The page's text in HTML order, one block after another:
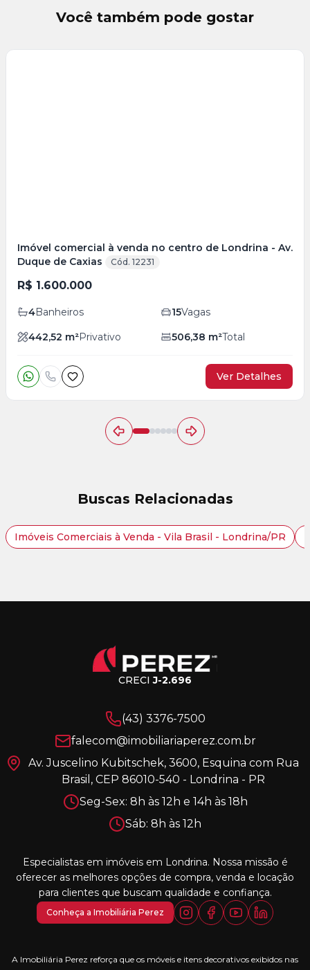
Você também pode gostar
Imóvel comercial à venda no centro de Londrina - Av.
Duque de Caxias
Cód. 12231
R$ 1.600.000
4Banheiros 15Vagas
442,52 m²Privativo 506,38 m²Total
Ver Detalhes
Buscas Relacionadas
Imóveis Comerciais à Venda - Vila Brasil - Londrina/PR
CRECIJ-2.696
(43) 3376-7500
falecom@imobiliariaperez.com.br
Av. Juscelino Kubitschek, 3600, Esquina com Rua
Brasil, CEP 86010-540 - Londrina - PR
Seg-Sex: 8h às 12h e 14h às 18h
Sáb: 8h às 12h
Especialistas em imóveis em Londrina. Nossa missão é
oferecer as melhores opções de compra, venda e locação
para clientes que buscam qualidade e confiança.
Conheça a Imobiliária Perez
A Imobiliária Perez reforça que os móveis e itens decorativos exibidos nas